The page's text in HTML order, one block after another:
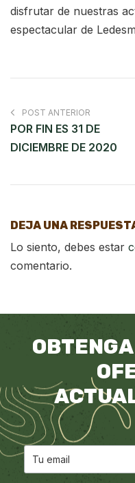
disfrutar de nuestras
espectacular de
POST ANTERIOR
POR FIN ES 31 DE
DICIEMBRE DE 2020
DEJA UNA
Lo siento, debes estar
comentario.